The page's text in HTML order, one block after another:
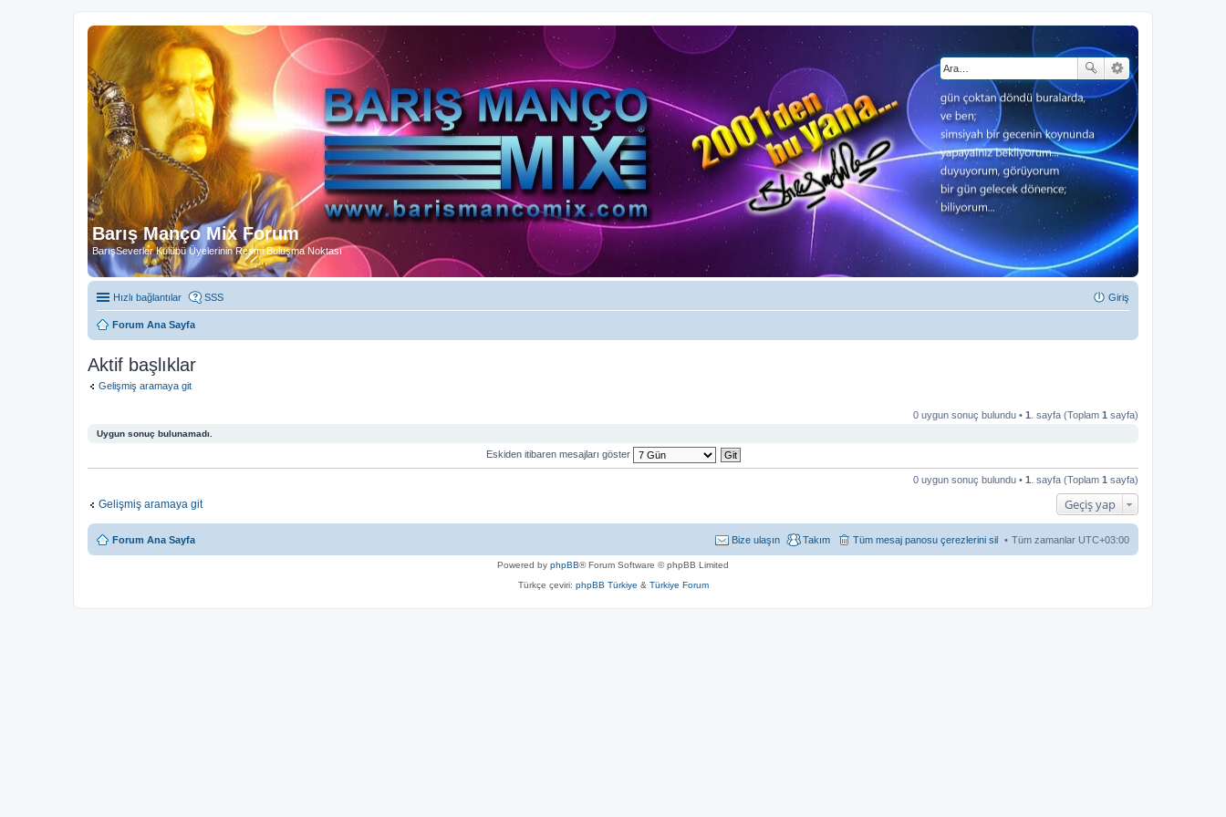
Barış Manço Mix Forum
BarışSeverler Kulübü Üyelerinin Resmi Buluşma Noktası
Hızlı bağlantılar SSS Giriş
Forum Ana Sayfa
Aktif başlıklar
Gelişmiş aramaya git
0 uygun sonuç bulundu • 1 . sayfa (Toplam 1 sayfa)
Uygun sonuç bulunamadı.
Eskiden itibaren mesajları göster
0 uygun sonuç bulundu • 1 . sayfa (Toplam 1 sayfa)
Gelişmiş aramaya git Geçiş yap
Forum Ana Sayfa Tüm zamanlar UTC+03:00
Tüm mesaj panosu çerezlerini sil
Takım
Bize ulaşın
Powered by phpBB® Forum Software © phpBB Limited
Türkçe çeviri: phpBB Türkiye & Türkiye Forum